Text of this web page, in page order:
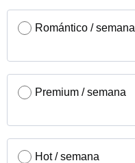
Romántico / semana
Premium / semana
Hot / semana